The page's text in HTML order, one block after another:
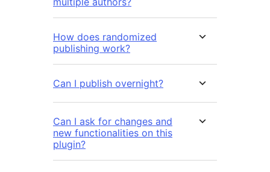
How does randomized
publishing work?
Can I publish overnight?
Can I ask for changes and
new functionalities on this
plugin?